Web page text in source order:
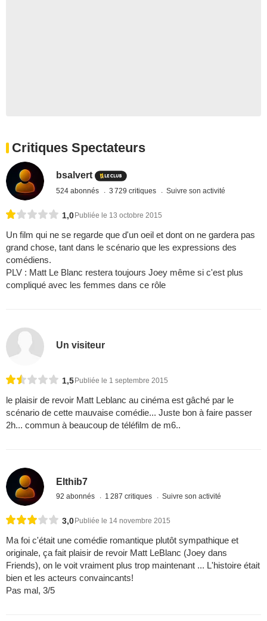
Critiques Spectateurs
bsalvert
524 abonnés 3 729 critiques Suivre son activité
1,0Publiée le 13 octobre 2015
Un film qui ne se regarde que d'un oeil et dont on ne gardera pas
grand chose, tant dans le scénario que les expressions des
comédiens.
PLV : Matt Le Blanc restera toujours Joey même si c'est plus
compliqué avec les femmes dans ce rôle
Un visiteur
1,5 Publiée le 1 septembre 2015
le plaisir de revoir Matt Leblanc au cinéma est gâché par le
scénario de cette mauvaise comédie... Juste bon à faire passer
2h... commun à beaucoup de téléfilm de m6..
Elthib7
92 abonnés 1 287 critiques Suivre son activité
3,0 Publiée le 14 novembre 2015
Ma foi c'était une comédie romantique plutôt sympathique et
originale, ça fait plaisir de revoir Matt LeBlanc (Joey dans
Friends), on le voit vraiment plus trop maintenant ... L'histoire était
bien et les acteurs convaincants!
Pas mal, 3/5